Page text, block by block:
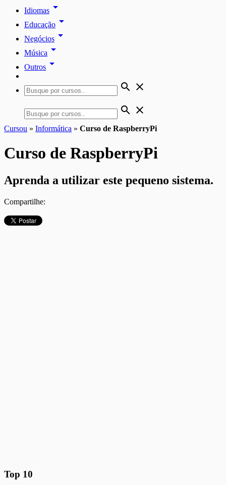
Idiomas arrow_drop_down
Educação arrow_drop_down
Negócios arrow_drop_down
Música arrow_drop_down
Outros arrow_drop_down
search close
search close
Cursou » Informática » Curso de RaspberryPi
Curso de RaspberryPi
Aprenda a utilizar este pequeno sistema.
Compartilhe:
Top 10